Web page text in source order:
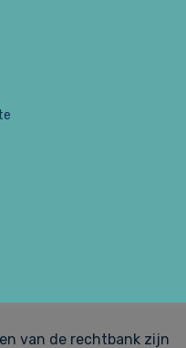
zijn er hier
van BV X
vordert schade
van de rechtbank zijn